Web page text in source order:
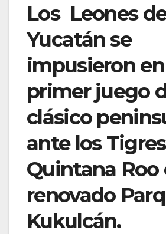
Los Leones
Yucatán se
impusieron
primer juego
clásico
ante los
Quintana Roo
renovado
Kukulcán.